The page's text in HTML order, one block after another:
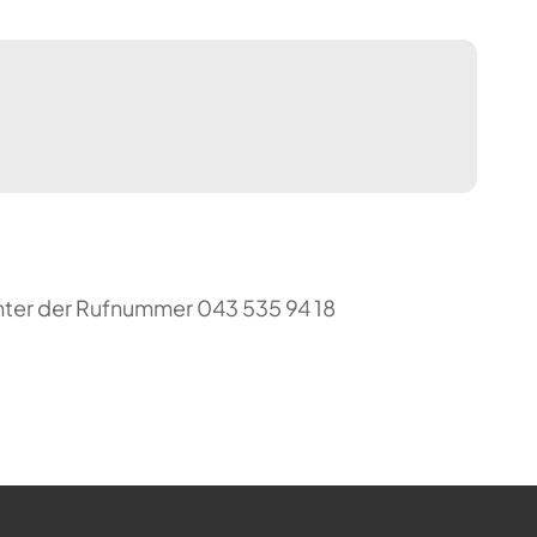
der Rufnummer 043 535 94 18